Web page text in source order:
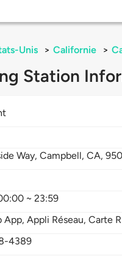
Unis > Californie >
Station
Way,Campbell,CA,
~ 23:59
App, Appli Réseau, Carte
4389